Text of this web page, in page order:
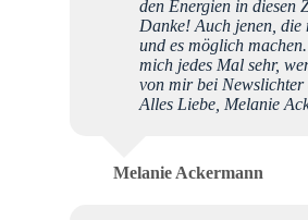
den Energien in diesen
Danke! Auch jenen,
und es möglich
mich jedes Mal sehr,
von mir bei Newslichter
Alles Liebe, Melanie
Melanie Ackermann